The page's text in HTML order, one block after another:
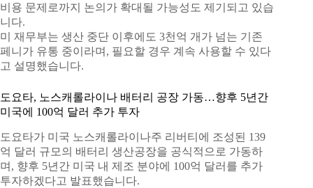
비용 문제로까지 논의가 확대될 가능성도 제기되고 있습
니다.
미 재무부는 생산 중단 이후에도 3천억 개가 넘는 기존
페니가 유통 중이라며, 필요할 경우 계속 사용할 수 있다
고 설명했습니다.
도요타, 노스캐롤라이나 배터리 공장 가동…향후 5년간
미국에 100억 달러 추가 투자
도요타가 미국 노스캐롤라이나주 리버티에 조성된 139
억 달러 규모의 배터리 생산공장을 공식적으로 가동하
며, 향후 5년간 미국 내 제조 분야에 100억 달러를 추가
투자하겠다고 발표했습니다.